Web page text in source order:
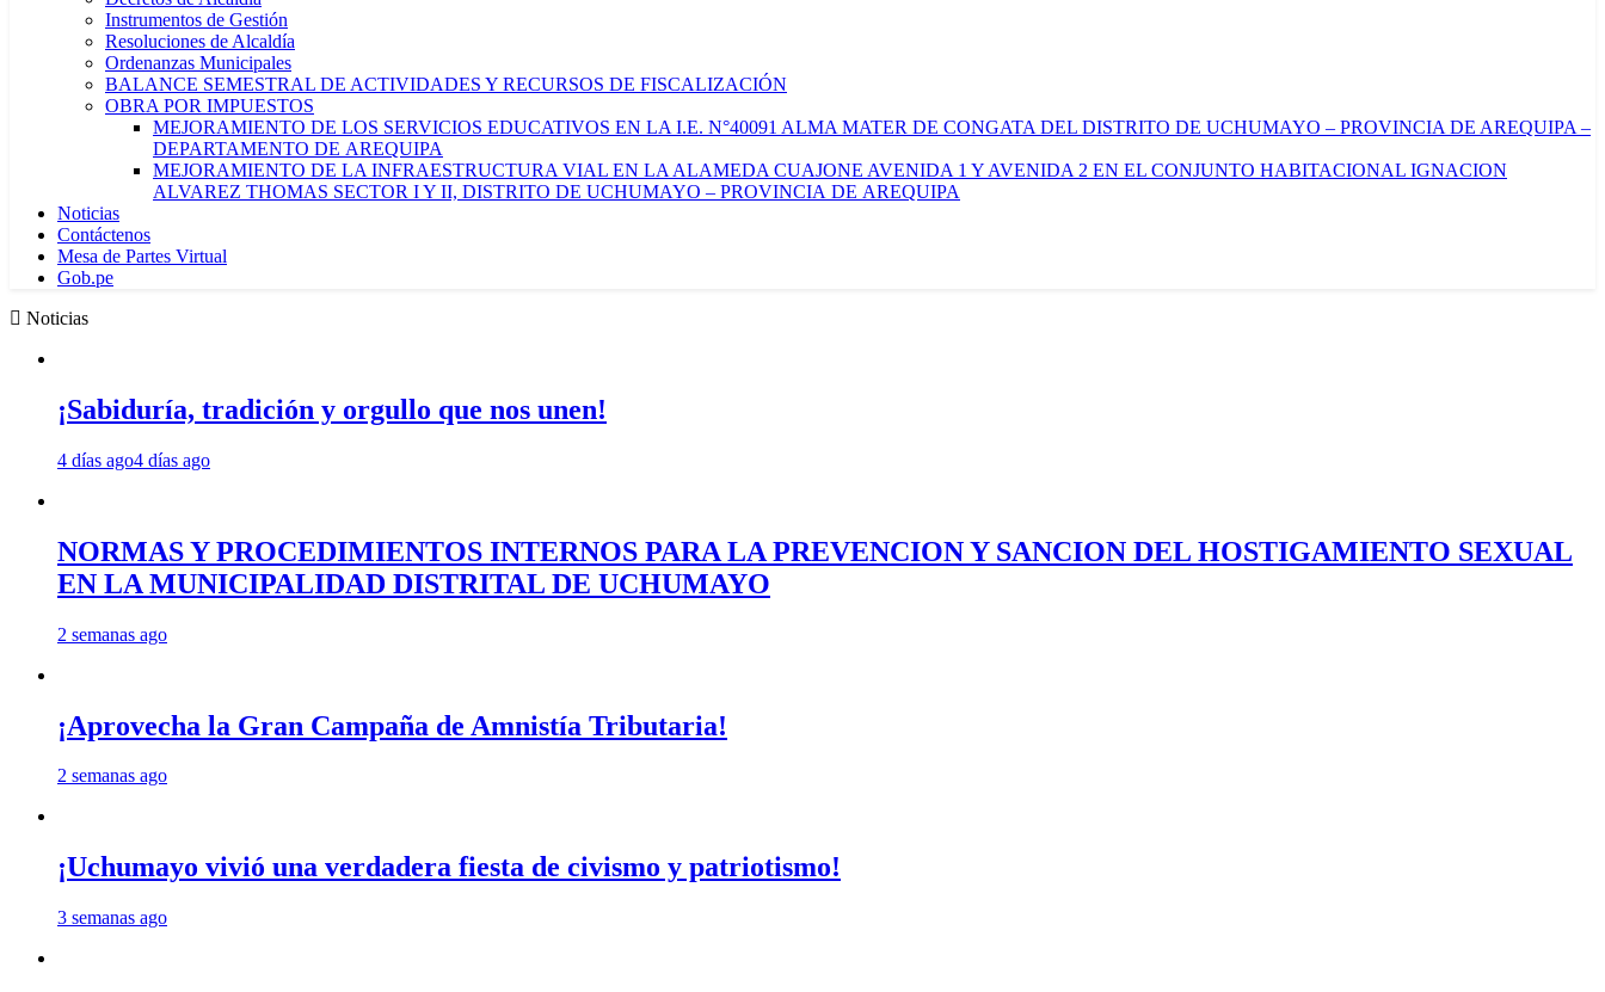
Instrumentos de Gestión
Resoluciones de Alcaldía
Ordenanzas Municipales
BALANCE SEMESTRAL DE ACTIVIDADES Y RECURSOS DE FISCALIZACIÓN
OBRA POR IMPUESTOS
MEJORAMIENTO DE LOS SERVICIOS EDUCATIVOS EN LA I.E. N°40091 ALMA MATER DE CONGATA DEL DISTRITO DE UCHUMAYO – PROVINCIA DE AREQUIPA –
DEPARTAMENTO DE AREQUIPA
MEJORAMIENTO DE LA INFRAESTRUCTURA VIAL EN LA ALAMEDA CUAJONE AVENIDA 1 Y AVENIDA 2 EN EL CONJUNTO HABITACIONAL IGNACION
ALVAREZ THOMAS SECTOR I Y II, DISTRITO DE UCHUMAYO – PROVINCIA DE AREQUIPA
Noticias
Contáctenos
Mesa de Partes Virtual
Gob.pe
Noticias
¡Sabiduría, tradición y orgullo que nos unen!
4 días ago4 días ago
NORMAS Y PROCEDIMIENTOS INTERNOS PARA LA PREVENCION Y SANCION DEL HOSTIGAMIENTO SEXUAL
EN LA MUNICIPALIDAD DISTRITAL DE UCHUMAYO
2 semanas ago
¡Aprovecha la Gran Campaña de Amnistía Tributaria!
2 semanas ago
¡Uchumayo vivió una verdadera fiesta de civismo y patriotismo!
3 semanas ago